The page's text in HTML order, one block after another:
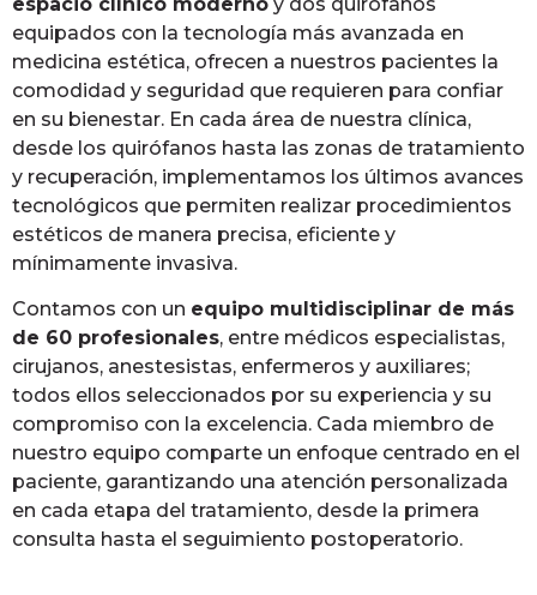
equipados con la tecnología más avanzada en
medicina estética, ofrecen a nuestros pacientes la
comodidad y seguridad que requieren para confiar
en su bienestar. En cada área de nuestra clínica,
desde los quirófanos hasta las zonas de tratamiento
y recuperación, implementamos los últimos avances
tecnológicos que permiten realizar procedimientos
estéticos de manera precisa, eficiente y
mínimamente invasiva.
Contamos con un equipo multidisciplinar de más
de 60 profesionales, entre médicos especialistas,
cirujanos, anestesistas, enfermeros y auxiliares;
todos ellos seleccionados por su experiencia y su
compromiso con la excelencia. Cada miembro de
nuestro equipo comparte un enfoque centrado en el
paciente, garantizando una atención personalizada
en cada etapa del tratamiento, desde la primera
consulta hasta el seguimiento postoperatorio.